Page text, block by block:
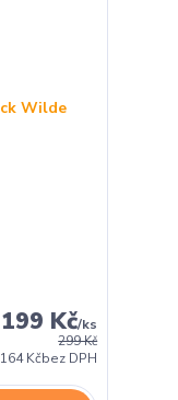
299 Kč
199 Kč/ks
164 Kčbez DPH